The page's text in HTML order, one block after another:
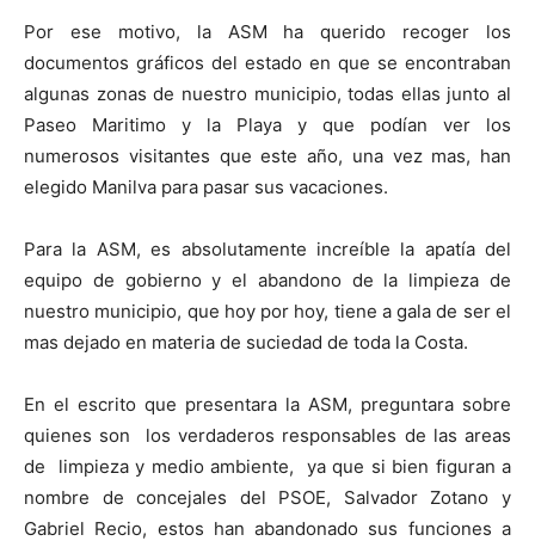
Por ese motivo, la ASM ha querido recoger los
documentos gráficos del estado en que se encontraban
algunas zonas de nuestro municipio, todas ellas junto al
Paseo Maritimo y la Playa y que podían ver los
numerosos visitantes que este año, una vez mas, han
elegido Manilva para pasar sus vacaciones.
Para la ASM, es absolutamente increíble la apatía del
equipo de gobierno y el abandono de la limpieza de
nuestro municipio, que hoy por hoy, tiene a gala de ser el
mas dejado en materia de suciedad de toda la Costa.
En el escrito que presentara la ASM, preguntara sobre
quienes son los verdaderos responsables de las areas
de limpieza y medio ambiente, ya que si bien figuran a
nombre de concejales del PSOE, Salvador Zotano y
Gabriel Recio, estos han abandonado sus funciones a